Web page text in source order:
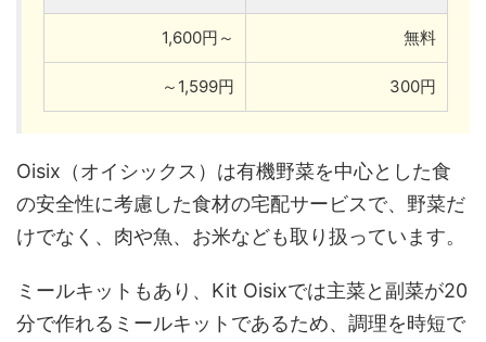
1,600円～ 無料
～1,599円 300円
Oisix（オイシックス）は有機野菜を中心とした食
の安全性に考慮した食材の宅配サービスで、野菜だ
けでなく、肉や魚、お米なども取り扱っています。
ミールキットもあり、Kit Oisixでは主菜と副菜が20
分で作れるミールキットであるため、調理を時短で